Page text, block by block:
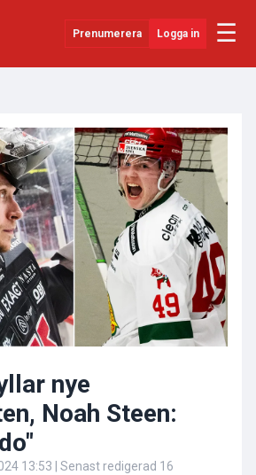
Prenumerera Logga in ☰
nye
Noah Steen:
13:53 | Senast redigerad 16